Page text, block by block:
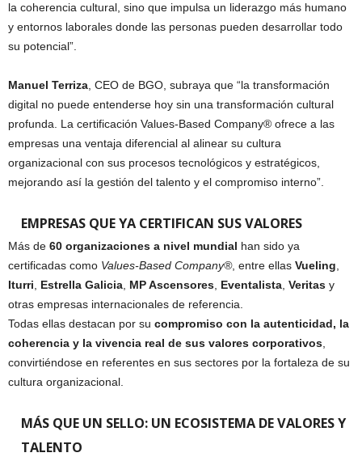
la coherencia cultural, sino que impulsa un liderazgo más humano
y entornos laborales donde las personas pueden desarrollar todo
su potencial”.
Manuel Terriza , CEO de BGO, subraya que “la transformación
digital no puede entenderse hoy sin una transformación cultural
profunda. La certificación Values-Based Company® ofrece a las
empresas una ventaja diferencial al alinear su cultura
organizacional con sus procesos tecnológicos y estratégicos,
mejorando así la gestión del talento y el compromiso interno”.
EMPRESAS QUE YA CERTIFICAN SUS VALORES
Más de 60 organizaciones a nivel mundial han sido ya
certificadas como Values-Based Company®, entre ellas Vueling
Iturri
Estrella Galicia MP Ascensores Eventalista Veritas y
otras empresas internacionales de referencia.
Todas ellas destacan por su compromiso con la autenticidad, la
coherencia y la vivencia real de sus valores corporativos
convirtiéndose en referentes en sus sectores por la fortaleza de su
cultura organizacional.
MÁS QUE UN SELLO: UN ECOSISTEMA DE VALORES Y
TALENTO